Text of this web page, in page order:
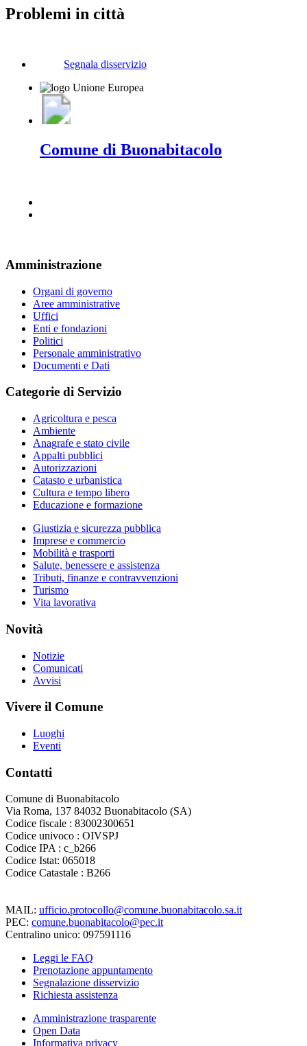
Problemi in città
Segnala disservizio
Comune di Buonabitacolo
Amministrazione
Organi di governo
Aree amministrative
Uffici
Enti e fondazioni
Politici
Personale amministrativo
Documenti e Dati
Categorie di Servizio
Agricoltura e pesca
Ambiente
Anagrafe e stato civile
Appalti pubblici
Autorizzazioni
Catasto e urbanistica
Cultura e tempo libero
Educazione e formazione
Giustizia e sicurezza pubblica
Imprese e commercio
Mobilità e trasporti
Salute, benessere e assistenza
Tributi, finanze e contravvenzioni
Turismo
Vita lavorativa
Novità
Notizie
Comunicati
Avvisi
Vivere il Comune
Luoghi
Eventi
Contatti
Comune di Buonabitacolo
Via Roma, 137 84032 Buonabitacolo (SA)
Codice fiscale : 83002300651
Codice univoco : OIVSPJ
Codice IPA : c_b266
Codice Istat: 065018
Codice Catastale : B266
MAIL: ufficio.protocollo@comune.buonabitacolo.sa.it
PEC: comune.buonabitacolo@pec.it
Centralino unico: 097591116
Leggi le FAQ
Prenotazione appuntamento
Segnalazione disservizio
Richiesta assistenza
Amministrazione trasparente
Open Data
Informativa privacy